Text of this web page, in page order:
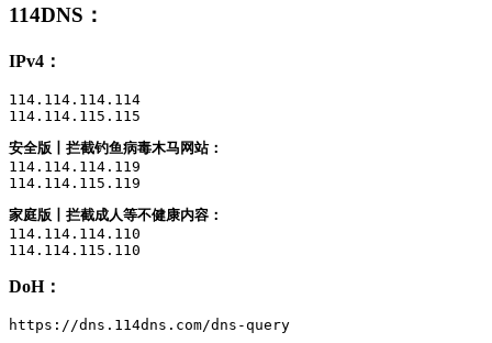
114DNS ：
IPv4：
114.114.114.114
114.114.115.115
安全版丨拦截钓鱼病毒木马网站：
114.114.114.119
114.114.115.119
家庭版丨拦截成人等不健康内容：
114.114.114.110
114.114.115.110
DoH：
https://dns.114dns.com/dns-query